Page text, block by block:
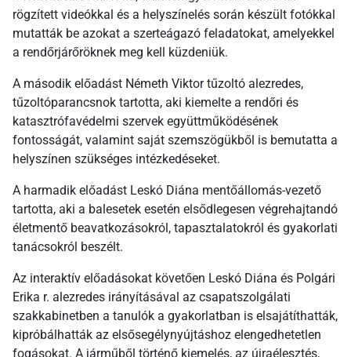
rögzített videókkal és a helyszínelés során készült fotókkal
mutatták be azokat a szerteágazó feladatokat, amelyekkel
a rendőrjárőröknek meg kell küzdeniük.
A második előadást Németh Viktor tűzoltó alezredes,
tűzoltóparancsnok tartotta, aki kiemelte a rendőri és
katasztrófavédelmi szervek együttműködésének
fontosságát, valamint saját szemszögükből is bemutatta a
helyszínen szükséges intézkedéseket.
A harmadik előadást Leskó Diána mentőállomás-vezető
tartotta, aki a balesetek esetén elsődlegesen végrehajtandó
életmentő beavatkozásokról, tapasztalatokról és gyakorlati
tanácsokról beszélt.
Az interaktív előadásokat követően Leskó Diána és Polgári
Erika r. alezredes irányításával az csapatszolgálati
szakkabinetben a tanulók a gyakorlatban is elsajátíthatták,
kipróbálhatták az elsősegélynyújtáshoz elengedhetetlen
fogásokat. A járműből történő kiemelés, az újraélesztés,